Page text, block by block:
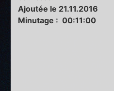
Ajoutée le 21.11.2016
Minutage : 00:11:00